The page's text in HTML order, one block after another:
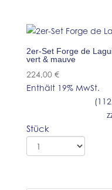
2er-Set Forge de
vert & mauve
224,00 €
Enthält 19% MwSt.
(
Stück